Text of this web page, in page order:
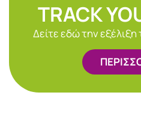
TRACK
Δείτε εδώ την